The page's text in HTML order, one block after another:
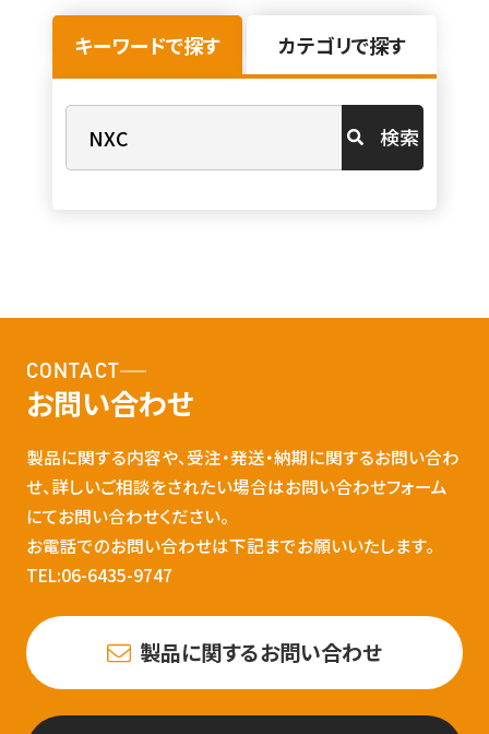
キーワードで探す カテゴリで探す
検索
CONTACT
お問い合わせ
製品に関する内容や、受注・発送・納期に関するお問い合わ
せ、詳しいご相談をされたい場合はお問い合わせフォーム
にてお問い合わせください。
お電話でのお問い合わせは下記までお願いいたします。
TEL:06-6435-9747
製品に関するお問い合わせ